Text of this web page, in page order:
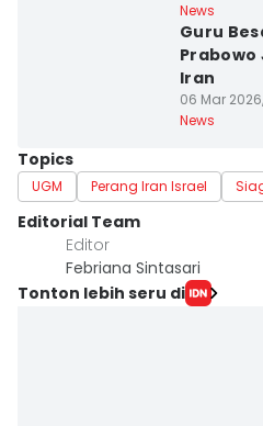
News
Guru
Iran
06 Mar
News
Topics
UGM Perang Iran Israel
Editorial Team
Editor
Febriana Sintasari
Tonton lebih seru di